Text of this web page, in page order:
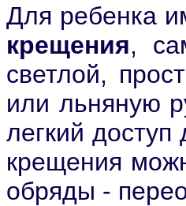
Для ребенка
крещения,
светлой,
или льняную
легкий
крещения
обряды -